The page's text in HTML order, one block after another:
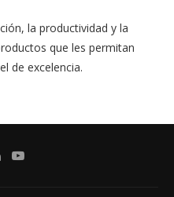
la productividad y la
que les permitan
de excelencia.